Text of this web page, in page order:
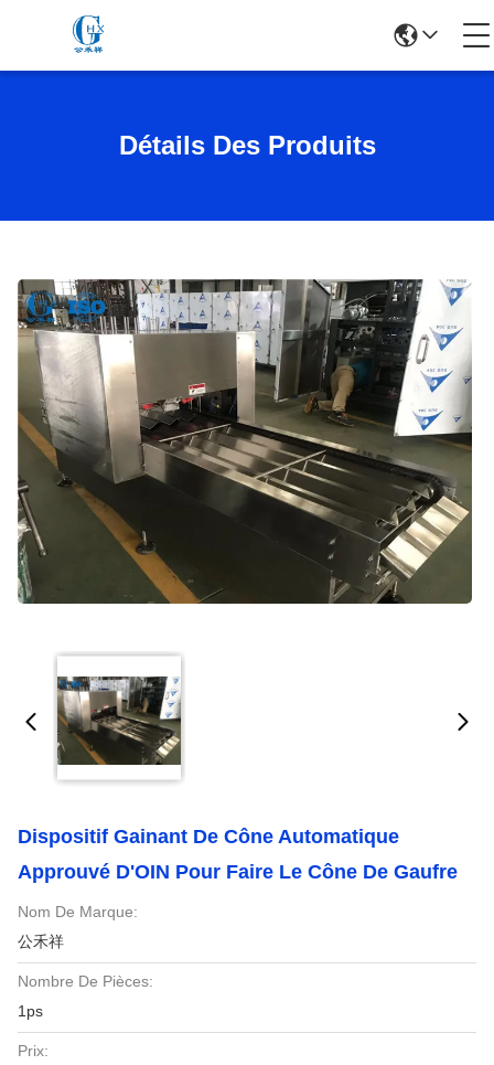
Détails Des Produits
Dispositif Gainant De Cône Automatique
Approuvé D'OIN Pour Faire Le Cône De Gaufre
Nom De Marque:
公禾祥
Nombre De Pièces:
1ps
Prix: